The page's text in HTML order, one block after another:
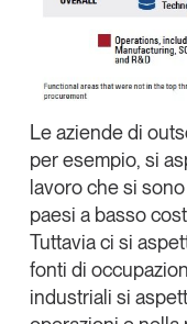
Tendenze è il
consumo e
consumatori
GS1 Italy GS1
GS1 Italy
Le aziende di
per esempio, si
lavoro che si
paesi a basso
Tuttavia ci si
fonti di
industriali si